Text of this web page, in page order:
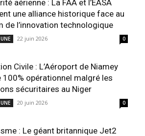
aérienne : La FAA et l’EASA
une alliance historique face au
de l’innovation technologique
22 juin 2026 0
Civile : L’Aéroport de Niamey
100% opérationnel malgré les
sécuritaires au Niger
20 juin 2026 0
: Le géant britannique Jet2